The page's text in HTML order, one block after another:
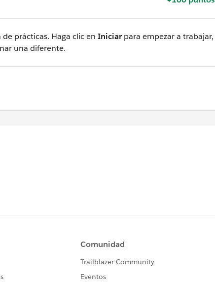
prácticas. Haga clic en Iniciarpara empezar a trabajar,
una diferente.